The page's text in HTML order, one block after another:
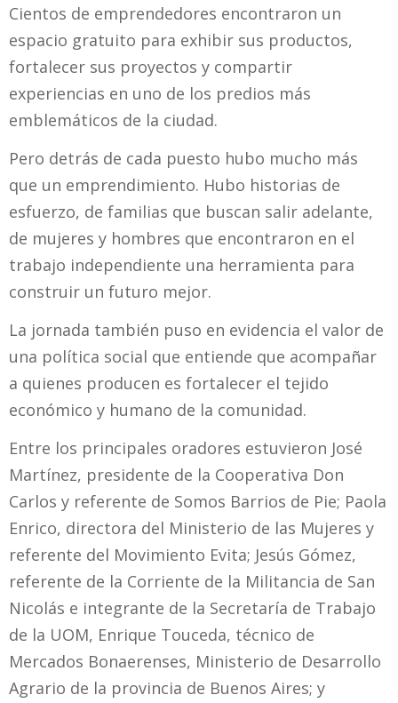
Cientos de emprendedores encontraron un
espacio gratuito para exhibir sus productos,
fortalecer sus proyectos y compartir
experiencias en uno de los predios más
emblemáticos de la ciudad.
Pero detrás de cada puesto hubo mucho más
que un emprendimiento. Hubo historias de
esfuerzo, de familias que buscan salir adelante,
de mujeres y hombres que encontraron en el
trabajo independiente una herramienta para
construir un futuro mejor.
La jornada también puso en evidencia el valor de
una política social que entiende que acompañar
a quienes producen es fortalecer el tejido
económico y humano de la comunidad.
Entre los principales oradores estuvieron José
Martínez, presidente de la Cooperativa Don
Carlos y referente de Somos Barrios de Pie; Paola
Enrico, directora del Ministerio de las Mujeres y
referente del Movimiento Evita; Jesús Gómez,
referente de la Corriente de la Militancia de San
Nicolás e integrante de la Secretaría de Trabajo
de la UOM, Enrique Touceda, técnico de
Mercados Bonaerenses, Ministerio de Desarrollo
Agrario de la provincia de Buenos Aires; y